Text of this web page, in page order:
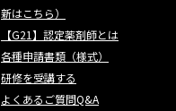
新はこちら）
【G21】認定薬剤師とは
各種申請書類（様式）
研修を受講する
よくあるご質問Q&A